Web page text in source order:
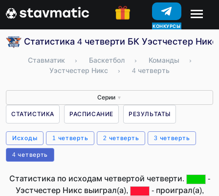
КОНКУРСЫ
Статистика 4 четверти БК Уэстчестер
Ставматик › Баскетбол › Команды
›
Уэстчестер Никс
› 4 четверть
Серии ▼
СТАТИСТИКА РАСПИСАНИЕ РЕЗУЛЬТАТЫ
Исходы 1 четверть 2 четверть 3 четверть
4 четверть
Статистика по исходам четвертой четверти.
-
Уэстчестер Никс выиграл(а),
- проиграл(а),